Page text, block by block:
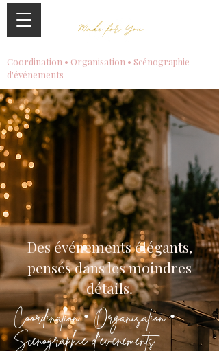
Coordination • Organisation • Scénographie
d'événements
Des événements élégants,
pensés dans les moindres
détails.
Coordination • Organisation •
Scénographie d'événements